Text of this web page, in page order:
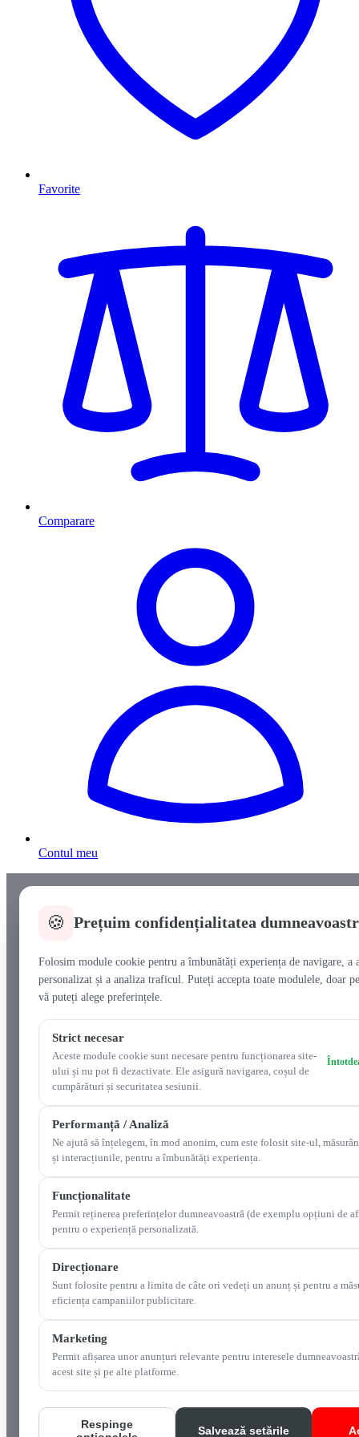
Favorite
Comparare
Contul meu
🍪 Prețuim confidențialitatea
Folosim module cookie pentru a îmbunătăți experiența de navigare, a
personalizat și a analiza traficul. Puteți accepta toate modulele, doar
vă puteți alege preferințele.
Strict necesar
Aceste module cookie sunt necesare pentru funcționarea site-
ului și nu pot fi dezactivate. Ele asigură navigarea, coșul de
cumpărături și securitatea sesiunii.
Performanță / Analiză
Ne ajută să înțelegem, în mod anonim, cum este folosit site-ul,
și interacțiunile, pentru a îmbunătăți experiența.
Funcționalitate
Permit reținerea preferințelor dumneavoastră (de exemplu opțiuni de
pentru o experiență personalizată.
Direcționare
Sunt folosite pentru a limita de câte ori vedeți un anunț și pentru a
eficiența campaniilor publicitare.
Marketing
Permit afișarea unor anunțuri relevante pentru interesele
acest site și pe alte platforme.
Respinge
Salvează setările